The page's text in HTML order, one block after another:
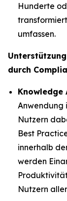
Hunderte
umfassen.
durch
Knowledge
Anwendung
Nutzern
Best
innerhalb
werden
Nutzern